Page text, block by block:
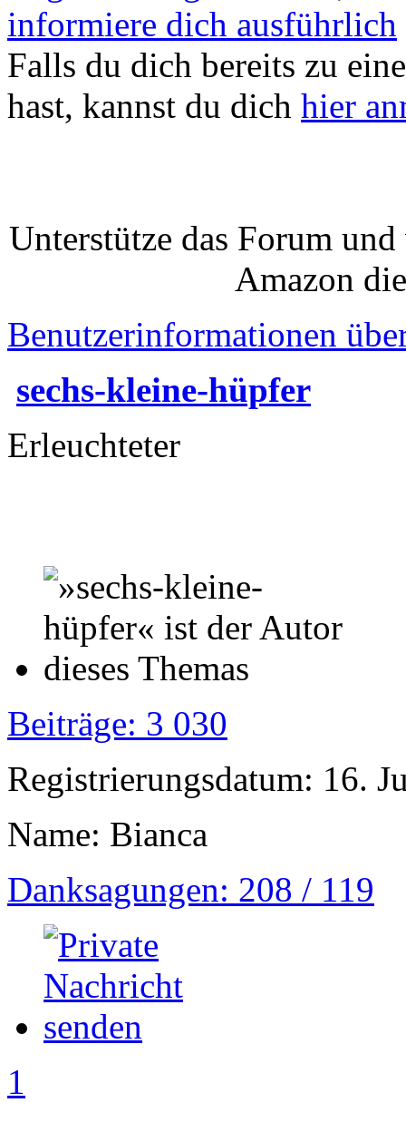
informiere dich ausführlich
Falls du dich bereits zu
hast, kannst du dich hier
Unterstütze das Forum
Amazon
Benutzerinformationen
sechs-kleine-hüpfer
Erleuchteter
Beiträge: 3 030
Registrierungsdatum: 16.
Name: Bianca
Danksagungen: 208 / 119
1